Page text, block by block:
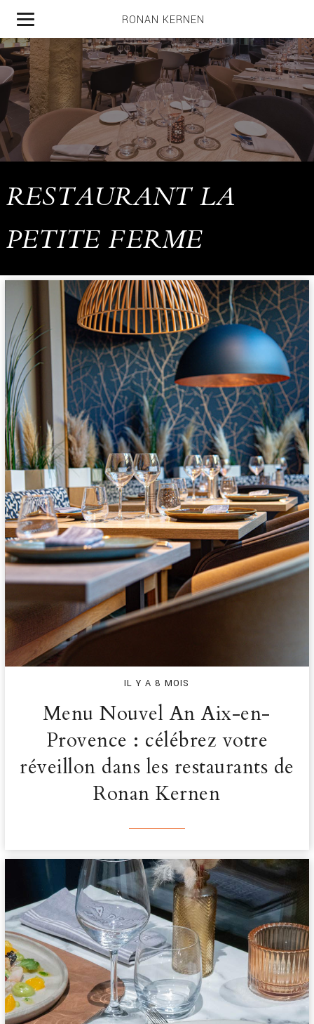
RONAN KERNEN
RESTAURANT LA
PETITE FERME
IL Y A 8 MOIS
Menu Nouvel An Aix-en-
Provence : célébrez votre
réveillon dans les restaurants de
Ronan Kernen